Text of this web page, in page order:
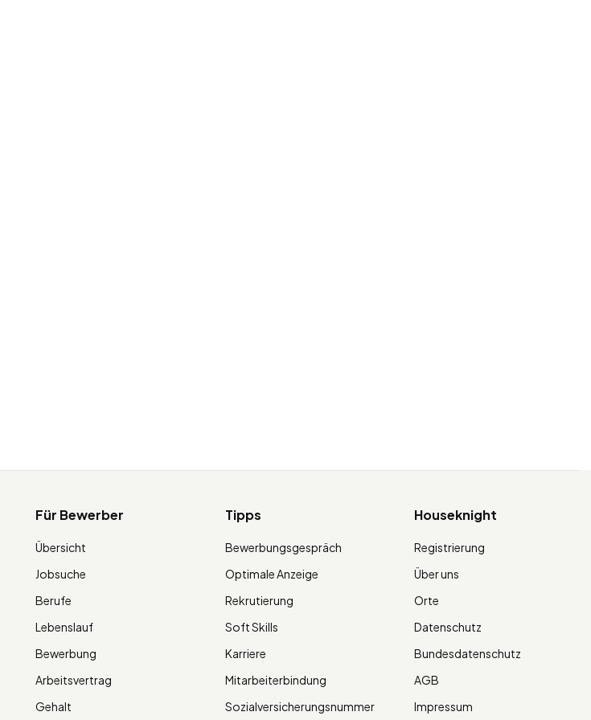
Für Bewerber
Übersicht
Jobsuche
Berufe
Lebenslauf
Bewerbung
Arbeitsvertrag
Gehalt
Tipps
Bewerbungsgespräch
Optimale Anzeige
Rekrutierung
Soft Skills
Karriere
Mitarbeiterbindung
Sozialversicherungsnummer
Houseknight
Registrierung
Über uns
Orte
Datenschutz
Bundesdatenschutz
AGB
Impressum